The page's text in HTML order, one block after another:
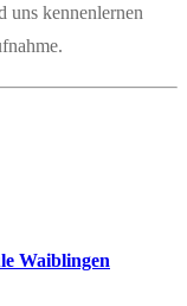
uns ken­nen­ler­nen
Waiblingen